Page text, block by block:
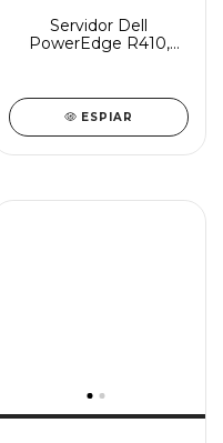
Servidor Dell
PowerEdge R410,
ESPIAR